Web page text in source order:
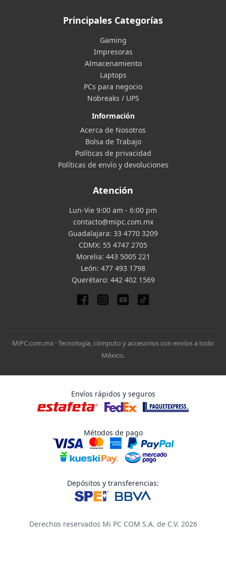
Principales Categorías
Gaming
Impresoras
Almacenamiento
Laptops
PCs para negocio
Nobreaks / UPS
Información
Acerca de Nosotros
Bolsa de Trabajo
Políticas de privacidad
Políticas de envío y devoluciones
Atención
Lun-Vie 9:00 am - 6:00 pm
contacto@mipc.com.mx
Guadalajara: 33 4770 3209
CDMX: 55 4747 2705
Morelia: 443 5005 221
León: 477 493 1798
Querétaro: 442 402 1569
MiPC.com.mx · Tecnología, cómputo y accesorios con envíos a todo
México.
Envíos rápidos y seguros
Métodos de pago
Depósitos y transferencias:
Derechos reservados Mi PC COM S.A. de C.V. 2026